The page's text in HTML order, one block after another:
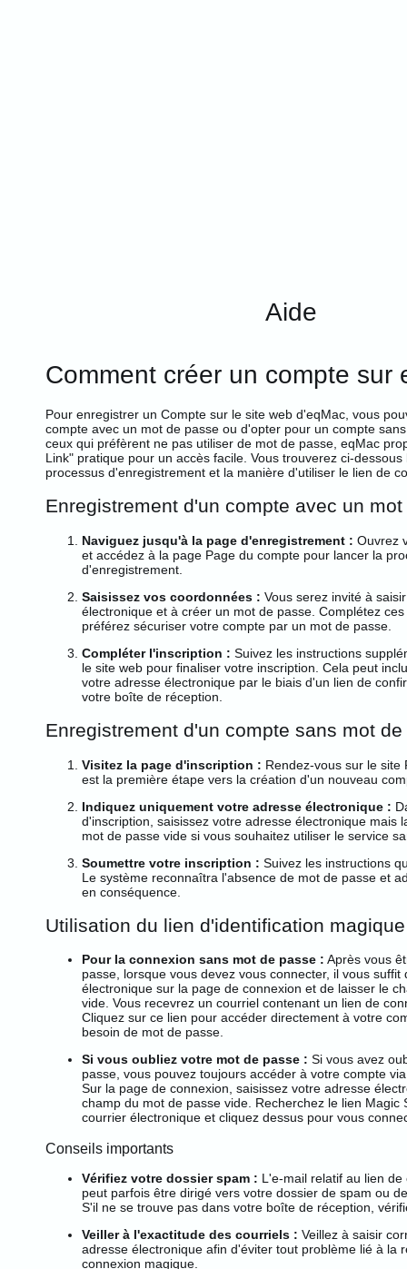
Aide
Comment créer un compte sur
Pour enregistrer un Compte sur le site web d'eqMac, vous
compte avec un mot de passe ou d'opter pour un compte
ceux qui préfèrent ne pas utiliser de mot de passe, eqMac
Link" pratique pour un accès facile. Vous trouverez ci-
processus d'enregistrement et la manière d'utiliser le lien de
Enregistrement d'un compte avec un
Naviguez jusqu'à la page d'enregistrement : Ouvrez
et accédez à la page Page du compte pour lancer la
d'enregistrement.
Saisissez vos coordonnées : Vous serez invité à
électronique et à créer un mot de passe. Complétez
préférez sécuriser votre compte par un mot de passe.
Compléter l'inscription : Suivez les instructions
le site web pour finaliser votre inscription. Cela peut
votre adresse électronique par le biais d'un lien de
votre boîte de réception.
Enregistrement d'un compte sans mot
Visitez la page d'inscription : Rendez-vous sur le site
est la première étape vers la création d'un nouveau
Indiquez uniquement votre adresse électronique :
d'inscription, saisissez votre adresse électronique mais
mot de passe vide si vous souhaitez utiliser le service
Soumettre votre inscription : Suivez les instructions
Le système reconnaîtra l'absence de mot de passe et
en conséquence.
Utilisation du lien d'identification magique
Pour la connexion sans mot de passe : Après vous
passe, lorsque vous devez vous connecter, il vous suffit
électronique sur la page de connexion et de laisser le
vide. Vous recevrez un courriel contenant un lien de
Cliquez sur ce lien pour accéder directement à votre
besoin de mot de passe.
Si vous oubliez votre mot de passe : Si vous avez
passe, vous pouvez toujours accéder à votre compte
Sur la page de connexion, saisissez votre adresse
champ du mot de passe vide. Recherchez le lien Magic
courrier électronique et cliquez dessus pour vous
Conseils importants
Vérifiez votre dossier spam : L'e-mail relatif au lien
peut parfois être dirigé vers votre dossier de spam ou
S'il ne se trouve pas dans votre boîte de réception,
Veiller à l'exactitude des courriels : Veillez à saisir
adresse électronique afin d'éviter tout problème lié à la
connexion magique.